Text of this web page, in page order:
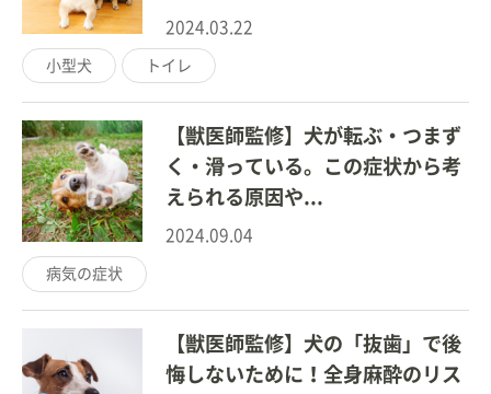
2024.03.22
小型犬 トイレ
【獣医師監修】犬が転ぶ・つまず
く・滑っている。この症状から考
えられる原因や...
2024.09.04
病気の症状
【獣医師監修】犬の「抜歯」で後
悔しないために！全身麻酔のリス